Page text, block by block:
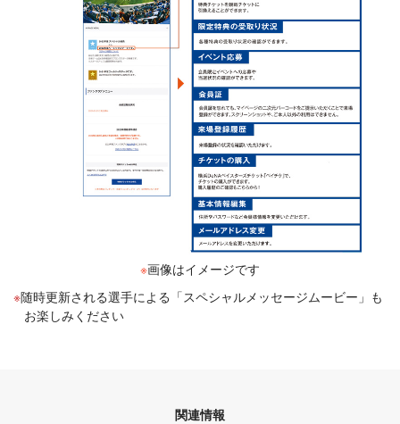
※画像はイメージです
随時更新される選手による「スペシャルメッセージムービー」も
お楽しみください
関連情報